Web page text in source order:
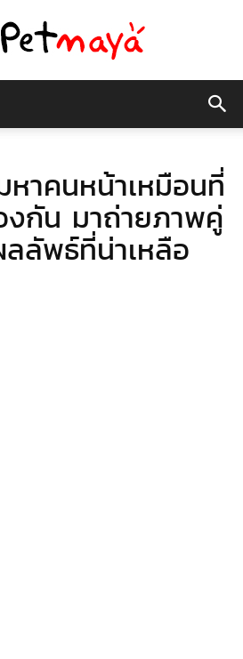
มายา
าคนหน้าเหมือนที่
งกัน มาถ่ายภาพคู่
ลัพธ์ที่น่าเหลือ